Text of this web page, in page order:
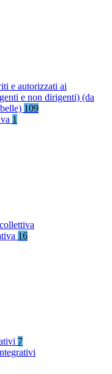
e autorizzati ai
e non dirigenti) (da
109
1
16
7